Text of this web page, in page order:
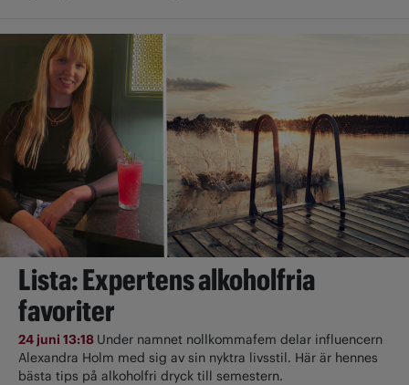
Lista: Expertens alkoholfria
favoriter
24 juni 13:18 Under namnet nollkommafem delar influencern
Alexandra Holm med sig av sin nyktra livsstil. Här är hennes
bästa tips på alkoholfri dryck till semestern.